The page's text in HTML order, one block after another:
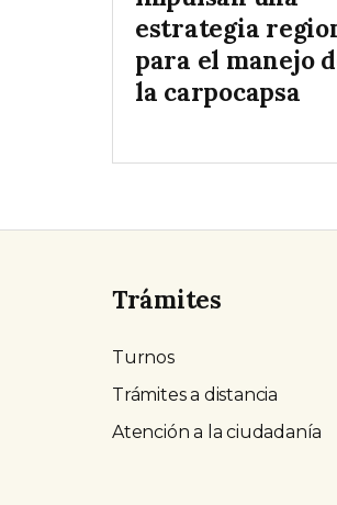
estrategia
para el manejo
la carpocapsa
Trámites
Turnos
Trámites a distancia
Atención a la ciudadanía